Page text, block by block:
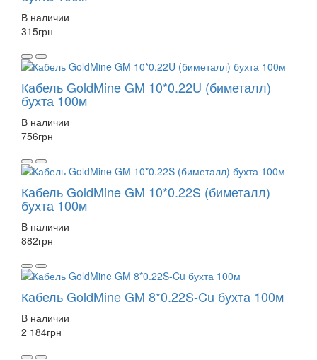
В наличии
315грн
Кабель GoldMine GM 10*0.22U (биметалл)
бухта 100м
В наличии
756грн
Кабель GoldMine GM 10*0.22S (биметалл)
бухта 100м
В наличии
882грн
Кабель GoldMine GM 8*0.22S-Cu бухта 100м
В наличии
2 184грн